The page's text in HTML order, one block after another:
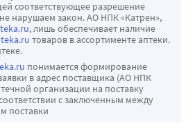
соответствующее разрешение
нарушаем закон. АО НПК «Катрен»,
, лишь обеспечивает наличие
товаров в ассортименте аптеки.
понимается формирование
в адрес поставщика (АО НПК
организации на поставку
с заключенным между
поставки